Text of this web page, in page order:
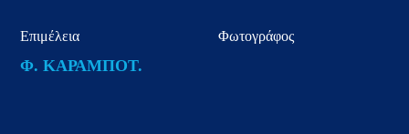
Επιμέλεια
Φ. ΚΑΡΑΜΠΟΤ.
Φωτογράφος